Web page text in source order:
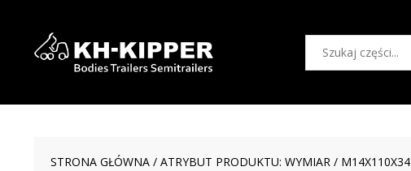
STRONA GŁÓWNA / ATRYBUT PRODUKTU: WYMIAR / M14X110X34